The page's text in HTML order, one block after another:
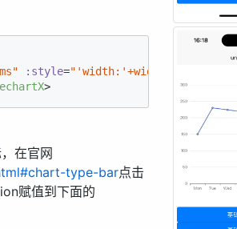
:style=
>
在官网
type-bar点击
赋值到下面的